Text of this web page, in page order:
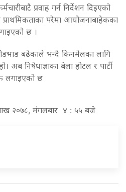
प्रवाह गर्न निर्देशन दिइएको
प्राथमिकताका परेमा आयोजनाबाहेकका
छ ।
बढेकाले भन्दै किनमेलका लागि
अब निषेधाज्ञाका बेला होटल र पार्टी
लगाइएको छ
२०७८, मंगलबार ४ : ५५ बजे